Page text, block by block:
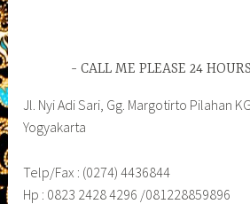
CALL ME PLEASE 24
Jl. Nyi Adi Sari, Gg. Margotirto Pilahan
Yogyakarta
Telp/Fax : (0274) 4436844
Hp : 0823 2428 4296 /081228859896